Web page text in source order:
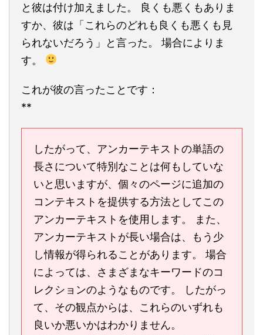
と彼は付け加えました。 良くも悪くもありま
すか、彼は「これらのどれも良くも悪くも見
られないだろう」と言った。 場合によりま
す。
これが彼の言ったことです：
**
したがって、アンカーテキストの単語の
長さについて特別なことは何もしていな
いと思いますが、個々のページに追加の
コンテキストを提供する方法としてこの
アンカーテキストを使用します。 また、
アンカーテキストが長い場合は、もう少
し情報が得られることがあります。 場合
によっては、さまざまなキーワードのコ
レクションのようなものです。 したがっ
て、その観点からは、これらのいずれも
良いか悪いかはわかりません。